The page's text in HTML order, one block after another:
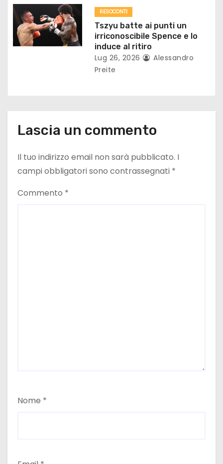
o
l
i
RESOCONTI
Tszyu batte ai punti un
irriconoscibile Spence e lo
induce al ritiro
Lug 26, 2026
Alessandro
Preite
Lascia un commento
Il tuo indirizzo email non sarà pubblicato. I
campi obbligatori sono contrassegnati *
Commento *
Nome *